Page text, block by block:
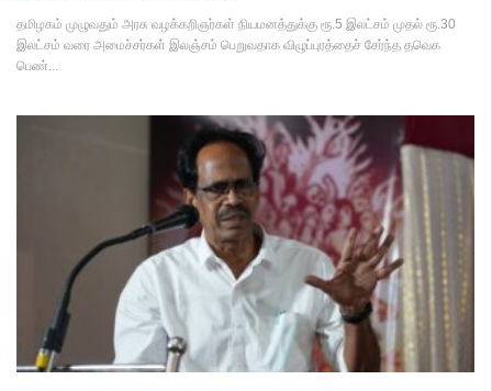
தமிழகம் முழு​வதும் அரசு வழக்கறிஞர்கள் நியமனத்​துக்கு ரூ.5 இலட்​சம் முதல் ரூ.30
இலட்​சம் வரை அமைச்​சர்​கள் இலஞ்​சம் பெறு​வ​தாக விழுப்புரத்தைச் சேர்ந்த தவெக
பெண்...